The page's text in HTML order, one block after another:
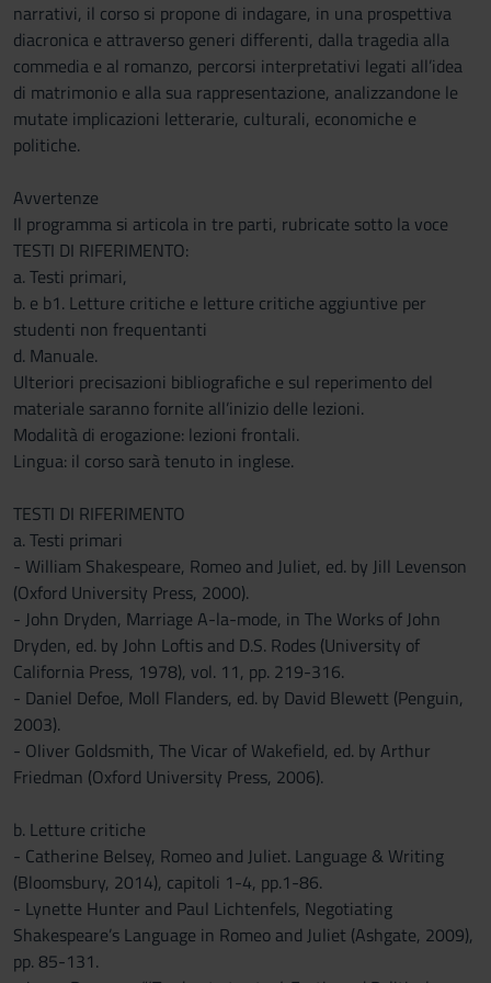
narrativi, il corso si propone di indagare, in una prospettiva
diacronica e attraverso generi differenti, dalla tragedia alla
commedia e al romanzo, percorsi interpretativi legati all’idea
di matrimonio e alla sua rappresentazione, analizzandone le
mutate implicazioni letterarie, culturali, economiche e
politiche.
Avvertenze
Il programma si articola in tre parti, rubricate sotto la voce
TESTI DI RIFERIMENTO:
a. Testi primari,
b. e b1. Letture critiche e letture critiche aggiuntive per
studenti non frequentanti
d. Manuale.
Ulteriori precisazioni bibliografiche e sul reperimento del
materiale saranno fornite all’inizio delle lezioni.
Modalità di erogazione: lezioni frontali.
Lingua: il corso sarà tenuto in inglese.
TESTI DI RIFERIMENTO
a. Testi primari
- William Shakespeare, Romeo and Juliet, ed. by Jill Levenson
(Oxford University Press, 2000).
- John Dryden, Marriage A-la-mode, in The Works of John
Dryden, ed. by John Loftis and D.S. Rodes (University of
California Press, 1978), vol. 11, pp. 219-316.
- Daniel Defoe, Moll Flanders, ed. by David Blewett (Penguin,
2003).
- Oliver Goldsmith, The Vicar of Wakefield, ed. by Arthur
Friedman (Oxford University Press, 2006).
b. Letture critiche
- Catherine Belsey, Romeo and Juliet. Language & Writing
(Bloomsbury, 2014), capitoli 1-4, pp.1-86.
- Lynette Hunter and Paul Lichtenfels, Negotiating
Shakespeare’s Language in Romeo and Juliet (Ashgate, 2009),
pp. 85-131.